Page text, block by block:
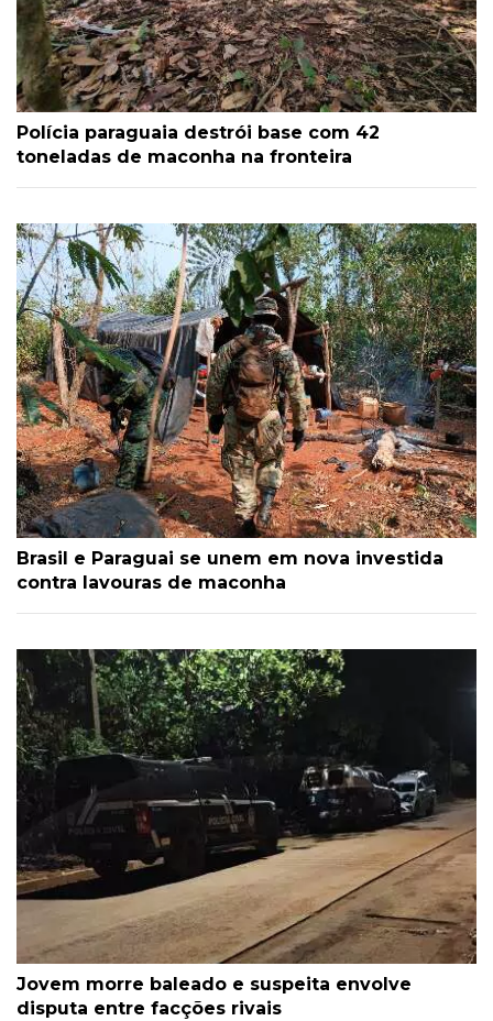
Polícia paraguaia destrói base com 42
toneladas de maconha na fronteira
Brasil e Paraguai se unem em nova investida
contra lavouras de maconha
Jovem morre baleado e suspeita envolve
disputa entre facções rivais